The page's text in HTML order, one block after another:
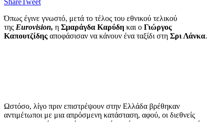
ShareTweet
Όπως έγινε γνωστό, μετά το τέλος του εθνικού τελικού
της Eurovision, η Σμαράγδα Καρύδη και ο Γιώργος
Καπουτζίδης αποφάσισαν να κάνουν ένα ταξίδι στη Σρι Λάνκα.
Ωστόσο, λίγο πριν επιστρέψουν στην Ελλάδα βρέθηκαν
αντιμέτωποι με μια απρόσμενη κατάσταση, αφού, οι διεθνείς